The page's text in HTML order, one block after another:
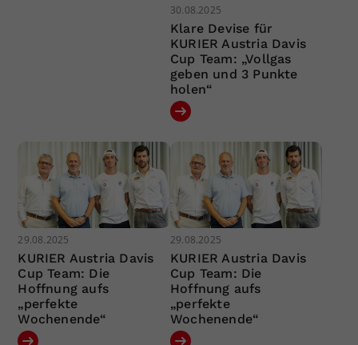
30.08.2025
Klare Devise für
KURIER Austria Davis
Cup Team: „Vollgas
geben und 3 Punkte
holen“
29.08.2025
KURIER Austria Davis
Cup Team: Die
Hoffnung aufs
„perfekte
Wochenende“
29.08.2025
KURIER Austria Davis
Cup Team: Die
Hoffnung aufs
„perfekte
Wochenende“